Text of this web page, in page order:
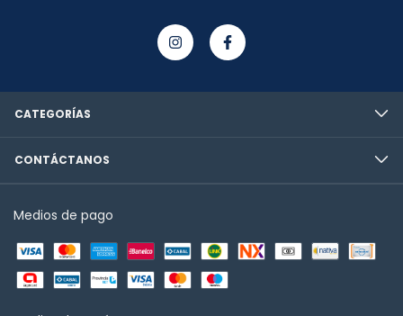
CATEGORÍAS
CONTÁCTANOS
Medios de pago